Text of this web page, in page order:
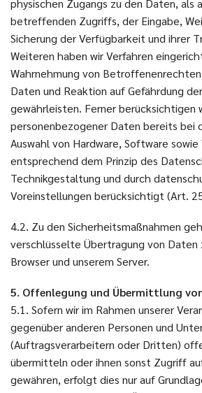
physischen Zugangs zu den Daten, als
betreffenden Zugriffs, der Eingabe,
Sicherung der Verfügbarkeit und ihrer
Weiteren haben wir Verfahren
Wahrnehmung von
Daten und Reaktion auf Gefährdung
gewährleisten. Ferner berücksichtigen
personenbezogener Daten bereits bei
Auswahl von Hardware, Software sowie
entsprechend dem Prinzip des
Technikgestaltung und durch
Voreinstellungen berücksichtigt (Art.
4.2. Zu den Sicherheitsmaßnahmen
verschlüsselte Übertragung von Daten
Browser und unserem Server.
5. Offenlegung und Übermittlung
5.1. Sofern wir im Rahmen unserer
gegenüber anderen Personen und
(Auftragsverarbeitern oder Dritten)
übermitteln oder ihnen sonst Zugriff
gewähren, erfolgt dies nur auf